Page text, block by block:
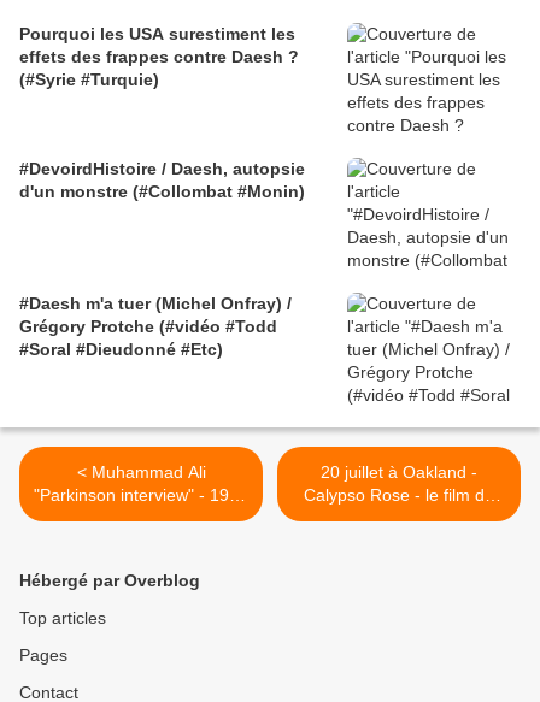
Pourquoi les USA surestiment les
effets des frappes contre Daesh ?
(#Syrie #Turquie)
#DevoirdHistoire / Daesh, autopsie
d'un monstre (#Collombat #Monin)
#Daesh m'a tuer (Michel Onfray) /
Grégory Protche (#vidéo #Todd
#Soral #Dieudonné #Etc)
< Muhammad Ali
"Parkinson interview" - 1974
- Semaine Ali on TV
20 juillet à Oakland -
Calypso Rose - le film de
Pascale Obolo au Black
Hébergé par Overblog
Top articles
Pages
Contact